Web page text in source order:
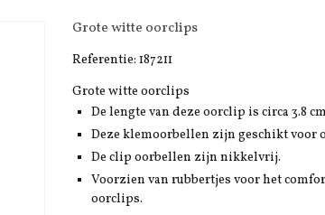
Grote witte oorclips
Referentie: 187211
Grote witte oorclips
De lengte van deze oorclip is circa 3.8
Deze klemoorbellen zijn geschikt voor
De clip oorbellen zijn nikkelvrij.
Voorzien van rubbertjes voor het
oorclips.